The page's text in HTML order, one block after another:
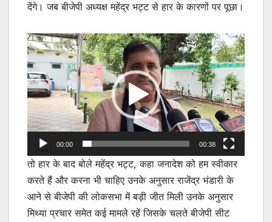
देंगे। जब बीजेपी अध्यक्ष महेंद्र भट्ट से हार के कारणों पर पूछा।
Video
Player
00:00 00:38
तो हार के बाद बोले महेंद्र भट्ट, कहा जनादेश को हम स्वीकार
करते हैं और करना भी चाहिए उनके अनुसार राजेंद्र भंडारी के
आने से बीजेपी की लोकसभा में बड़ी जीत मिली उनके अनुसार
मिथ्या प्रचार समेत कई मामले रहें जिसके चलते बीजेपी सीट